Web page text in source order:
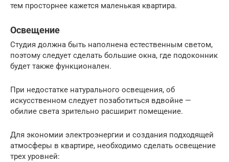
тем просторнее кажется маленькая квартира.
Освещение
Студия должна быть наполнена естественным светом,
поэтому следует сделать большие окна, где подоконник
будет также функционален.
При недостатке натурального освещения, об
искусственном следует позаботиться вдвойне —
обилие света зрительно расширит помещение.
Для экономии электроэнергии и создания подходящей
атмосферы в квартире, необходимо сделать освещение
трех уровней: